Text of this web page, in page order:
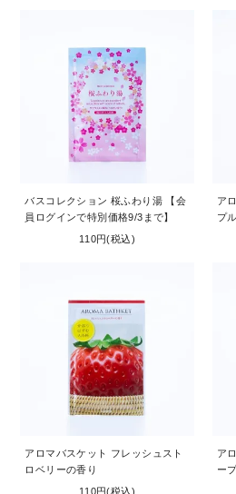
バスコレクション 桜ふわり湯 【会
員ログインで特別価格9/3まで】
110円(税込)
ア
プ
アロマバスケット フレッシュスト
ロベリーの香り
110円(税込)
ア
ー